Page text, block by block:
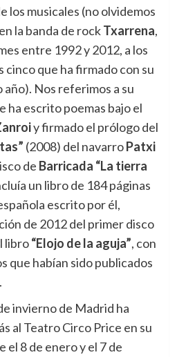
los musicales (no olvidemos
la banda de rockTxarrena,
entre 1992 y 2012, a los
cinco que ha firmado con su
año). Nos referimos a su
ha escrito poemas bajoel
y firmadoel prólogo del
(2008) del navarroPatxi
de Barricada “La tierra
un libro de 184 páginas
escrito por él,
de 2012 del primer disco
libro“Elojo de la aguja”, con
que habían sido publicados
invierno de Madrid ha
al Teatro Circo Price en su
el 8 de enero y el 7 de